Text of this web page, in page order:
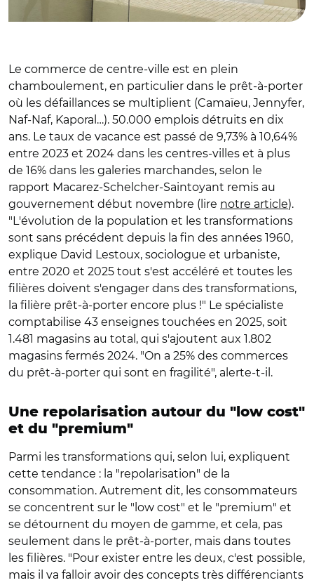
Le commerce de centre-ville est en plein
chamboulement, en particulier dans le prêt-à-porter
où les défaillances se multiplient (Camaïeu, Jennyfer,
Naf-Naf, Kaporal…). 50.000 emplois détruits en dix
ans. Le taux de vacance est passé de 9,73% à 10,64%
entre 2023 et 2024 dans les centres-villes et à plus
de 16% dans les galeries marchandes, selon le
rapport Macarez-Schelcher-Saintoyant remis au
gouvernement début novembre (lire notre article).
"L'évolution de la population et les transformations
sont sans précédent depuis la fin des années 1960,
explique David Lestoux, sociologue et urbaniste,
entre 2020 et 2025 tout s'est accéléré et toutes les
filières doivent s'engager dans des transformations,
la filière prêt-à-porter encore plus !" Le spécialiste
comptabilise 43 enseignes touchées en 2025, soit
1.481 magasins au total, qui s'ajoutent aux 1.802
magasins fermés 2024. "On a 25% des commerces
du prêt-à-porter qui sont en fragilité", alerte-t-il.
Une repolarisation autour du "low cost"
et du "premium"
Parmi les transformations qui, selon lui, expliquent
cette tendance : la "repolarisation" de la
consommation. Autrement dit, les consommateurs
se concentrent sur le "low cost" et le "premium" et
se détournent du moyen de gamme, et cela, pas
seulement dans le prêt-à-porter, mais dans toutes
les filières. "Pour exister entre les deux, c'est possible,
mais il va falloir avoir des concepts très différenciants